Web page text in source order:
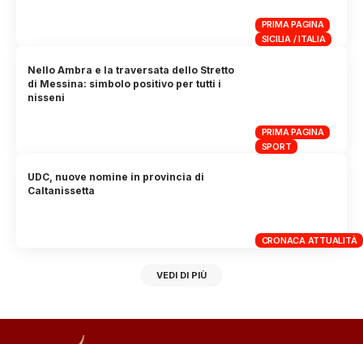
PRIMA PAGINA
SICILIA / ITALIA
PRIMA PAGINA
SPORT
Nello Ambra e la traversata dello Stretto
di Messina: simbolo positivo per tutti i
nisseni
CRONACA ATTUALITÀ
UDC, nuove nomine in provincia di
Caltanissetta
VEDI DI PIÙ